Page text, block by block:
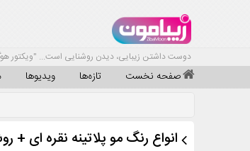
دوست داشتن زیبایی، دیدن روشنایی است... "ویکتور
صفحه نخست تازه‌ها ویدیوها
انواع رنگ مو پلاتینه نقره